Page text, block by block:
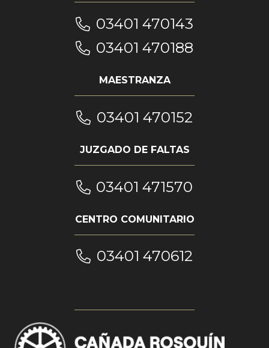
03401 470143
03401 470188
MAESTRANZA
03401 470152
JUZGADO DE FALTAS
03401 471570
CENTRO COMUNITARIO
03401 470612